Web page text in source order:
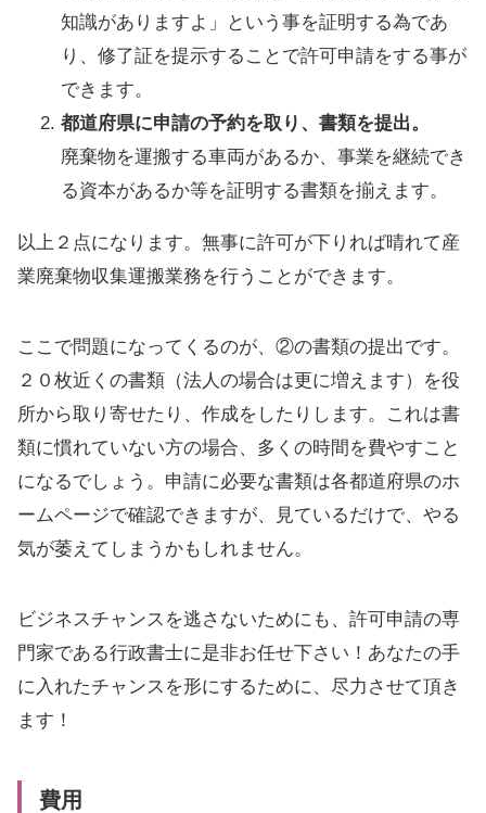
知識がありますよ」という事を証明する為であ
り、修了証を提示することで許可申請をする事が
できます。
都道府県に申請の予約を取り、書類を提出。
廃棄物を運搬する車両があるか、事業を継続でき
る資本があるか等を証明する書類を揃えます。
以上２点になります。無事に許可が下りれば晴れて産
業廃棄物収集運搬業務を行うことができます。
ここで問題になってくるのが、②の書類の提出です。
２０枚近くの書類（法人の場合は更に増えます）を役
所から取り寄せたり、作成をしたりします。これは書
類に慣れていない方の場合、多くの時間を費やすこと
になるでしょう。申請に必要な書類は各都道府県のホ
ームページで確認できますが、見ているだけで、やる
気が萎えてしまうかもしれません。
ビジネスチャンスを逃さないためにも、許可申請の専
門家である行政書士に是非お任せ下さい！あなたの手
に入れたチャンスを形にするために、尽力させて頂き
ます！
費用